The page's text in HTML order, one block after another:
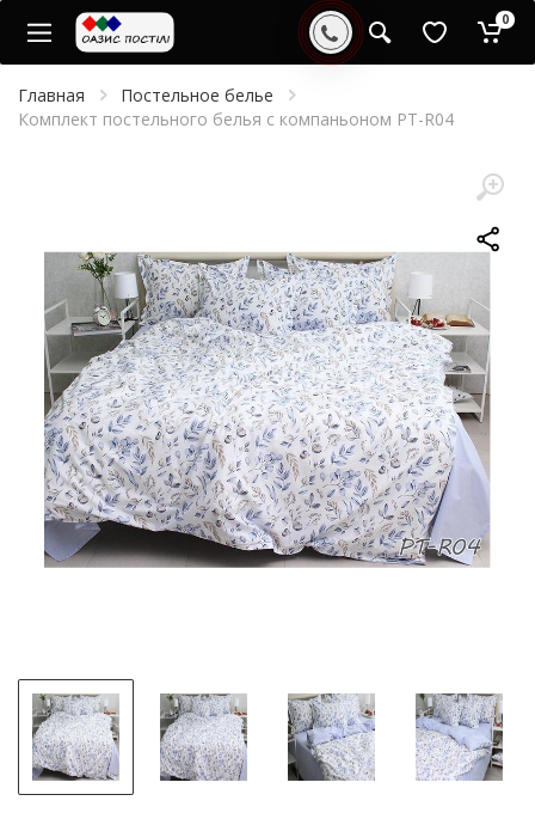
0
Главная
Постельное белье
Комплект постельного белья с компаньоном PT-R04